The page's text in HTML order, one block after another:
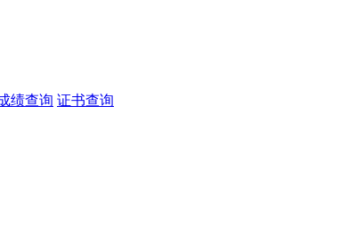
绩查询 证书查询